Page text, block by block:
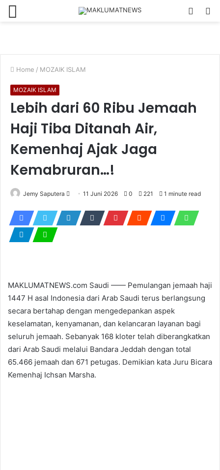
Log
Home / MOZAIK ISLAM
MOZAIK ISLAM
Lebih dari 60 Ribu Jemaah
Haji Tiba Ditanah Air,
Kemenhaj Ajak Jaga
Kemabruran…!
Jemy Saputera
Send
email
11 Juni 2026 0 221 1 minute read
MAKLUMATNEWS.com Saudi —— Pemulangan jemaah haji
1447 H asal Indonesia dari Arab Saudi terus berlangsung
secara bertahap dengan mengedepankan aspek
keselamatan, kenyamanan, dan kelancaran layanan bagi
seluruh jemaah. Sebanyak 168 kloter telah diberangkatkan
dari Arab Saudi melalui Bandara Jeddah dengan total
65.466 jemaah dan 671 petugas. Demikian kata Juru Bicara
Kemenhaj Ichsan Marsha.